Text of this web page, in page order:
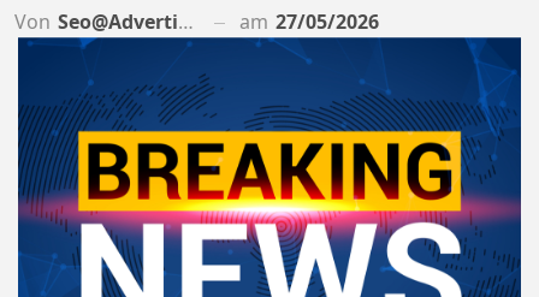
Von Seo@advertiso.de am 27/05/2026